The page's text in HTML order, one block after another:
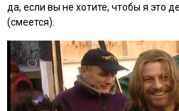
да, если вы не хотите, чтобы я это
(смеется).